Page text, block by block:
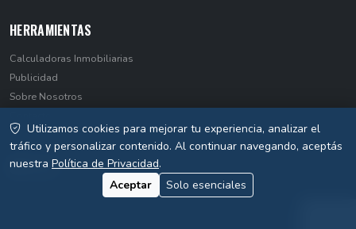
HERRAMIENTAS
Calculadoras Inmobiliarias
Publicidad
Sobre Nosotros
Privacidad
Utilizamos cookies para mejorar tu experiencia, analizar el
tráfico y personalizar contenido. Al continuar navegando, aceptás
nuestra Política de Privacidad.
Aceptar
Solo esenciales